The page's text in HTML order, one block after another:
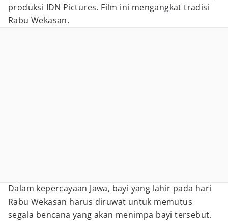
produksi IDN Pictures. Film ini mengangkat tradisi
Rabu Wekasan.
Dalam kepercayaan Jawa, bayi yang lahir pada hari
Rabu Wekasan harus diruwat untuk memutus
segala bencana yang akan menimpa bayi tersebut.